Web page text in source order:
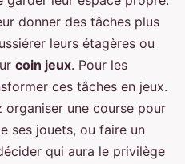
donner des tâches plus
leurs étagères ou
coin jeux. Pour les
ces tâches en jeux.
organiser une course pour
ses jouets, ou faire un
qui aura le privilège